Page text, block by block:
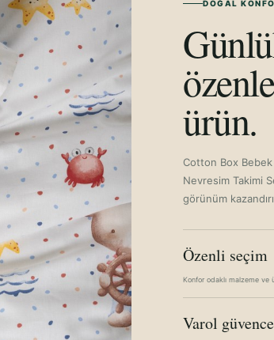
DOĞAL
ürün.
Cotton Box
Nevresim Takimi
görünüm
Özenli seçim
Konfor odaklı malzeme ve
Varol